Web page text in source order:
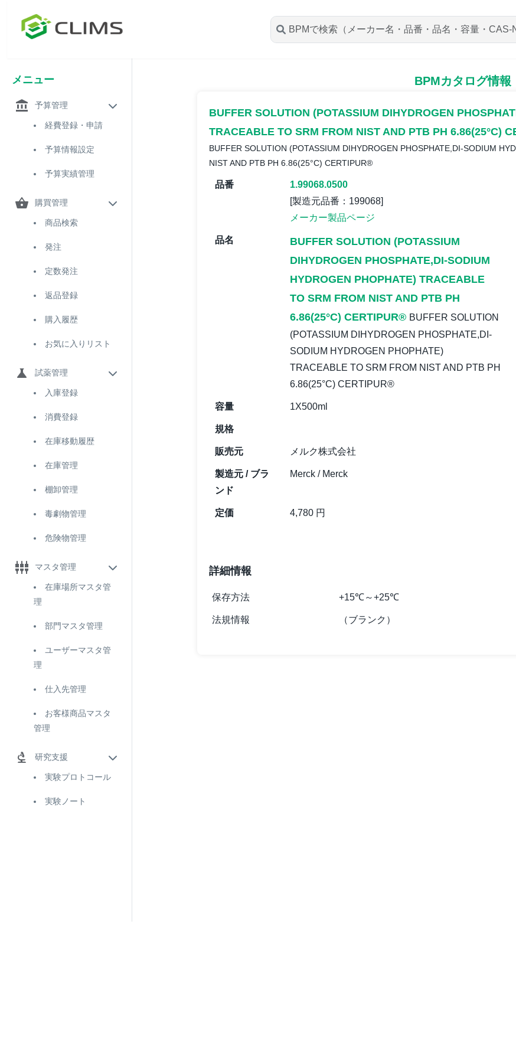
メニュー
予算管理
経費登録・申請
予算情報設定
予算実績管理
購買管理
商品検索
発注
定数発注
返品登録
購入履歴
お気に入りリスト
試薬管理
入庫登録
消費登録
在庫移動履歴
在庫管理
棚卸管理
毒劇物管理
危険物管理
マスタ管理
在庫場所マスタ管
理
部門マスタ管理
ユーザーマスタ管
理
仕入先管理
お客様商品マスタ
管理
研究支援
実験プロトコール
実験ノート
BPMカタログ情報
BUFFER SOLUTION (POTASSIUM DIHYDROGEN
TRACEABLE TO SRM FROM NIST AND PTB PH 6.86(25°C)
BUFFER SOLUTION (POTASSIUM DIHYDROGEN PHOSPHATE,DI-SODIUM
NIST AND PTB PH 6.86(25°C) CERTIPUR®
品番
1.99068.0500
[製造元品番：199068]
メーカー製品ページ
品名
BUFFER SOLUTION (POTASSIUM
DIHYDROGEN PHOSPHATE,DI-SODIUM
HYDROGEN PHOPHATE) TRACEABLE
TO SRM FROM NIST AND PTB PH
6.86(25°C) CERTIPUR® BUFFER SOLUTION
(POTASSIUM DIHYDROGEN PHOSPHATE,DI-
SODIUM HYDROGEN PHOPHATE)
TRACEABLE TO SRM FROM NIST AND PTB PH
6.86(25°C) CERTIPUR®
容量 1X500ml
規格
販売元 メルク株式会社
製造元 / ブラ
ンド
Merck / Merck
定価 4,780 円
詳細情報
保存方法 +15℃～+25℃
法規情報 （ブランク）